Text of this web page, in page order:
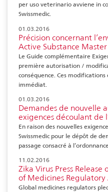
per uso veterinario avviene in
Swissmedic.
01.03.2016
Précision concernant
Active Substance Master
Le Guide complémentaire
première autorisation /
conséquence. Ces
immédiat.
01.03.2016
Demandes de nouvelle
exigences découlant de
En raison des nouvelles
Swissmedic pour le dépôt de
passage consacré à
11.02.2016
Zika Virus Press
of Medicines Regulatory
Global medicines regulators